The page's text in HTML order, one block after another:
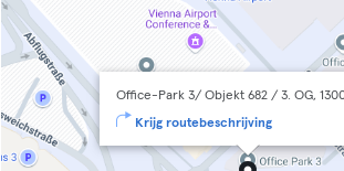
Office-Park 3/ Objekt 682 / 3. OG,
Krijg routebeschrijving